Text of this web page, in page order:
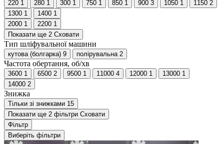
220 1 280 1 300 1 750 1 850 1 900 3 1050 1 1150 2
1300 1 1400 1
2000 1 2200 1
Показати ще 2 Сховати
Тип шліфувальної машини
кутова (болгарка) 9 полірувальна 2
Частота обертання, об/хв
3600 1 6500 2 9500 1 11000 4 12000 1 13000 1
14000 2
Знижка
Тільки зі знижками 15
Показати ще 2 фільтри Сховати
Фільтр
Виберіть фільтри